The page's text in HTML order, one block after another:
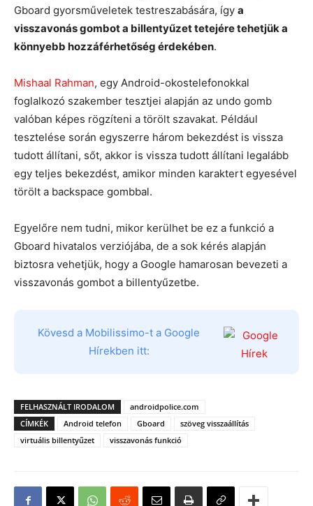
Gboard gyorsműveletek testreszabására, így a
visszavonás gombot a billentyűzet tetejére tehetjük a
könnyebb hozzáférhetőség érdekében.
Mishaal Rahman, egy Android-okostelefonokkal
foglalkozó szakember tesztjei alapján az undo gomb
valóban képes rögzíteni a törölt szavakat. Például
tesztelése során egyszerre három bekezdést is vissza
tudott állítani, sőt, akkor is vissza tudott állítani legalább
egy teljes bekezdést, amikor minden karaktert egyesével
törölt a backspace gombbal.
Egyelőre nem tudni, mikor kerülhet be ez a funkció a
Gboard hivatalos verziójába, de a sok kérés alapján
biztosra vehetjük, hogy a Google hamarosan bevezeti a
visszavonás gombot a billentyűzetbe.
Kövesd a Mobilissimo-t a Google
Hírekben itt:
FELHASZNÁLT IRODALOM
androidpolice.com
CÍMKÉK
Android telefon Gboard
szöveg visszaállítás
virtuális billentyűzet
visszavonás funkció